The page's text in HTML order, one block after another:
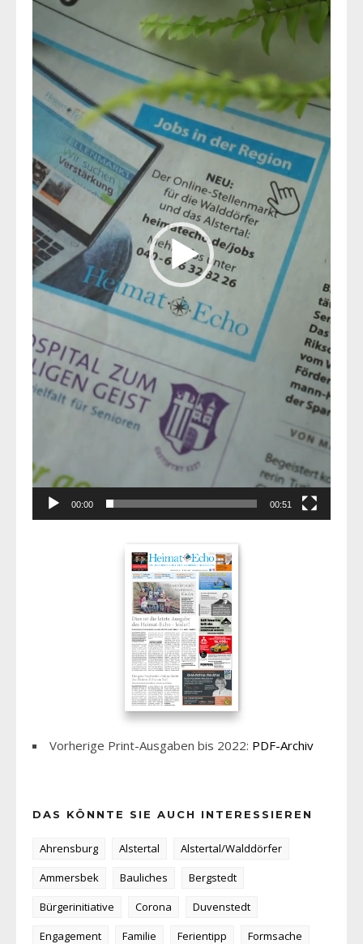
Player
00:00 00:51
Vorherige Print-Ausgaben bis 2022: PDF-Archiv
DAS KÖNNTE SIE AUCH INTERESSIEREN
Ahrensburg Alstertal
Alstertal/Walddörfer
Ammersbek
Bauliches
Bergstedt
Bürgerinitiative
Corona
Duvenstedt
Engagement
Familie Ferientipp
Formsache